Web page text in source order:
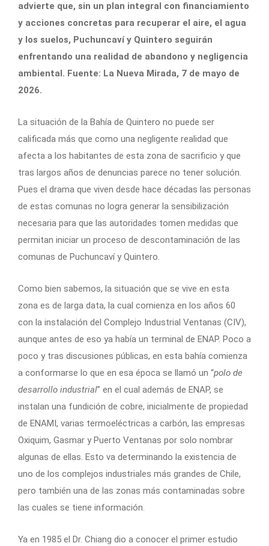
advierte que, sin un plan integral con financiamiento
y acciones concretas para recuperar el aire, el agua
y los suelos, Puchuncaví y Quintero seguirán
enfrentando una realidad de abandono y negligencia
ambiental. Fuente: La Nueva Mirada, 7 de mayo de
2026.
La situación de la Bahía de Quintero no puede ser
calificada más que como una negligente realidad que
afecta a los habitantes de esta zona de sacrificio y que
tras largos años de denuncias parece no tener solución.
Pues el drama que viven desde hace décadas las personas
de estas comunas no logra generar la sensibilización
necesaria para que las autoridades tomen medidas que
permitan iniciar un proceso de descontaminación de las
comunas de Puchuncaví y Quintero.
Como bien sabemos, la situación que se vive en esta
zona es de larga data, la cual comienza en los años 60
con la instalación del Complejo Industrial Ventanas (CIV),
aunque antes de eso ya había un terminal de ENAP. Poco a
poco y tras discusiones públicas, en esta bahía comienza
a conformarse lo que en esa época se llamó un “polo de
desarrollo industrial” en el cual además de ENAP, se
instalan una fundición de cobre, inicialmente de propiedad
de ENAMI, varias termoeléctricas a carbón, las empresas
Oxiquim, Gasmar y Puerto Ventanas por solo nombrar
algunas de ellas. Esto va determinando la existencia de
uno de los complejos industriales más grandes de Chile,
pero también una de las zonas más contaminadas sobre
las cuales se tiene información.
Ya en 1985 el Dr. Chiang dio a conocer el primer estudio